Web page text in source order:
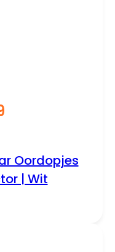
Oordopjes
| Wit